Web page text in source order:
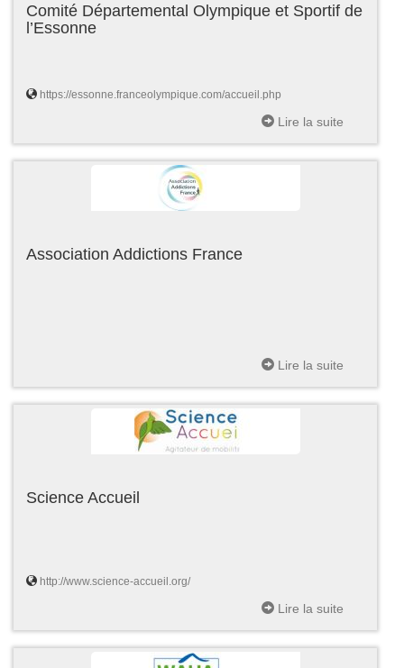
Comité Départemental Olympique et Sportif de
l’Essonne
https://essonne.franceolympique.com/accueil.php
Lire la suite
Association Addictions France
Lire la suite
Science Accueil
http://www.science-accueil.org/
Lire la suite